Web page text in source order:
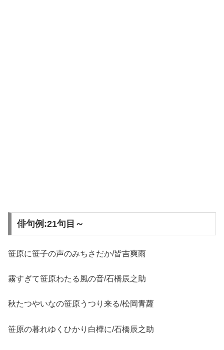
俳句例:21句目～
笹原に笹子の声のみちさだか/皆吉爽雨
霧すぎて笹原わたる風の音/石橋辰之助
秋たつやいなの笹原うつり来る/松岡青蘿
笹原の暮れゆくひかり白樺に/石橋辰之助